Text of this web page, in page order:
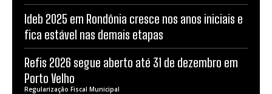
Ideb 2025 em Rondônia cresce nos anos iniciais e
fica estável nas demais etapas
Refis 2026 segue aberto até 31 de dezembro em
Porto Velho
Regularização Fiscal Municipal